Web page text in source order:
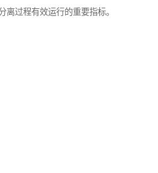
离过程有效运行的重要指标。